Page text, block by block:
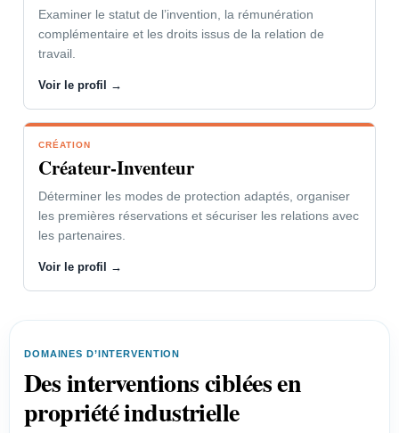
Examiner le statut de l’invention, la rémunération
complémentaire et les droits issus de la relation de
travail.
Voir le profil →
CRÉATION
Créateur-Inventeur
Déterminer les modes de protection adaptés, organiser
les premières réservations et sécuriser les relations avec
les partenaires.
Voir le profil →
DOMAINES D’INTERVENTION
Des interventions ciblées en
propriété industrielle